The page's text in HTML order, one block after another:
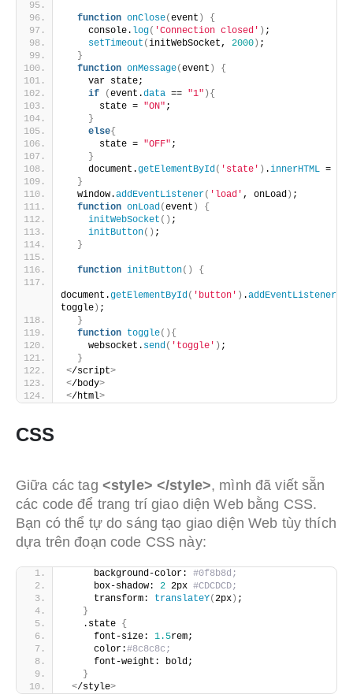
function onClose(event )
{
    console.
log( 'Connection closed' ) ;
setTimeout (initWebSocket, 2000 ) ;
}
function onMessage(event )
{
    var state;
if
(event.data == "1" ){
      state =
"ON" ;
}
else{
      state =
"OFF" ;
}
    document.
getElementById( 'state' ) .innerHTML =
}
  window.
addEventListener( 'load' , onLoad ) ;
function onLoad(event )
{
initWebSocket () ;
initButton() ;
}
function initButton() {
document.getElementById( 'button' ) .addEventListener
toggle ) ;
}
function toggle(){
    websocket.
send( 'toggle' ) ;
}
</script>
</body>
</html>
CSS
Giữa các tag <style> </style>, mình đã viết sẵn
các code để trang trí giao diện Web bằng CSS.
Bạn có thể tự do sáng tạo giao diện Web tùy thích
dựa trên đoạn code CSS này:
     background-color:
#0f8b8d;
     box-shadow:
2 2px #CDCDCD;
     transform:
translateY(2px) ;
}
   .state
{
     font-size:
1.5rem;
     color:
#8c8c8c;
     font-weight: bold;
}
</style>